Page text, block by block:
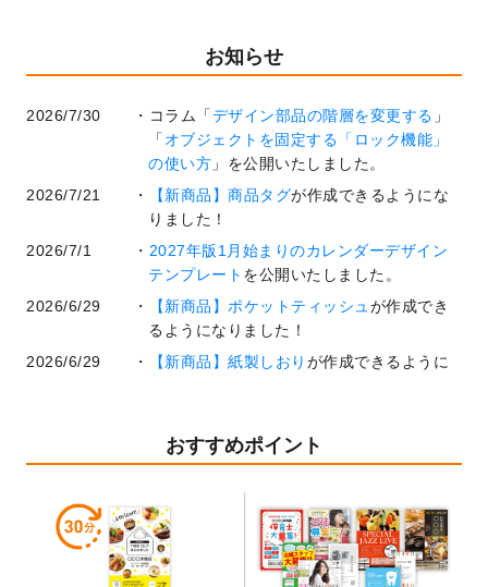
お知らせ
2026/7/30 コラム「デザイン部品の階層を変更する 」
「 オブジェクトを固定する「ロック機能」
の使い方 」を公開いたしました。
2026/7/21
【新商品】商品タグが作成できるようにな
りました！
2026/7/1
2027年版1月始まりのカレンダーデザイン
テンプレート を公開いたしました。
2026/6/29
【新商品】ポケットティッシュが作成でき
るようになりました！
2026/6/29
【新商品】紙製しおり が作成できるように
業効率を上げる便利な操作方法3選！
開いたしました。
暑中見舞いのデザインテンプレート
しました。
2026/5/28
【新商品】マグネットステッカーが作成で
きるようになりました！
おすすめポイント